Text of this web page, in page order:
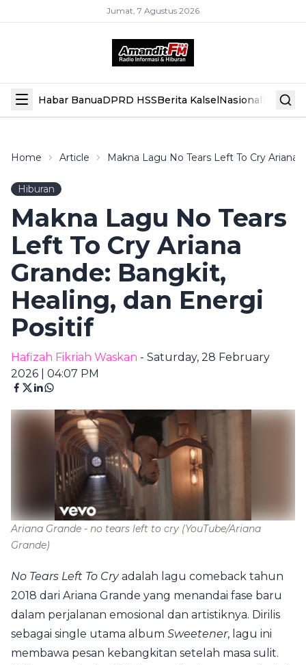
Jumat, 7 Agustus 2026
Habar BanuaDPRD HSSBerita KalselNasional Hiburan
Home Article Makna Lagu No Tears Left To Cry
Hiburan
Makna Lagu No Tears
Left To Cry Ariana
Grande: Bangkit,
Healing, dan Energi
Positif
Hafizah Fikriah Waskan - Saturday, 28 February
2026 | 04:07 PM
Ariana Grande - no tears left to cry (YouTube/Ariana
Grande)
No Tears Left To Cryadalah lagu comeback tahun
2018 dari Ariana Grande yang menandai fase baru
dalam perjalanan emosional dan artistiknya. Dirilis
sebagai single utama album Sweetener, lagu ini
membawa pesan kebangkitan setelah masa sulit.